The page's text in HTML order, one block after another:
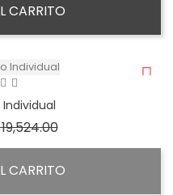
CARRITO
Individual
Precio
CARRITO